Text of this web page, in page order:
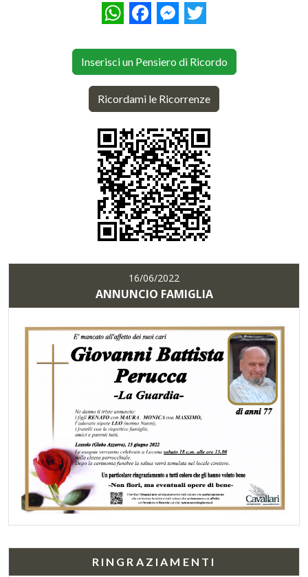
WhatsAppFacebookMessenger
Twitter
Inserisci un Pensiero di Ricordo
Ricordami le Ricorrenze
16/06/2022
ANNUNCIO FAMIGLIA
RINGRAZIAMENTI